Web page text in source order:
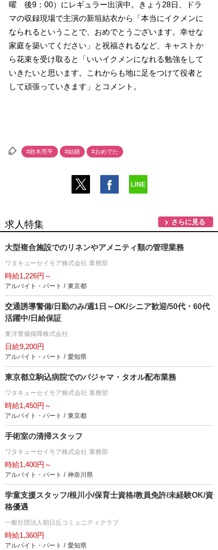
曜 後9：00）にレギュラー出演中。きょう28日、ドラ
マの収録現場で主演の新垣結衣から「本当にイクメンに
なられるということで、おめでとうございます。幸せな
家庭を築いてください」と祝福されるなど、キャストか
ら花束を受け取ると「いいイクメンになれる勉強をして
いきたいと思います。これからも地に足をつけて役者と
して頑張っていきます」とコメント。
#鈴木亮平 #結婚 #おめでた
求人特集 さらに見る
大型複合施設でのリネンやアメニティ類の管理業務
ワタキューセイモア株式会社 業務部
時給1,226円～
アルバイト・パート / 東京都
交通誘導警備/日勤のみ/週1日～OK/シニア歓迎/50代・60代
活躍中/日給保証
東洋警備保障株式会社
日給9,200円
アルバイト・パート / 愛知県
東京都立駒込病院でのパジャマ・タオル配布業務
ワタキューセイモア株式会社 業務部
時給1,450円～
アルバイト・パート / 東京都
手術室の清掃スタッフ
ワタキューセイモア株式会社 業務部
時給1,400円～
アルバイト・パート / 神奈川県
学童支援スタッフ/根川小/保育士資格/教員免許/未経験OK/資
格優遇
一般社団法人朝日丘コミュニティクラブ
時給1,360円
アルバイト・パート / 愛知県